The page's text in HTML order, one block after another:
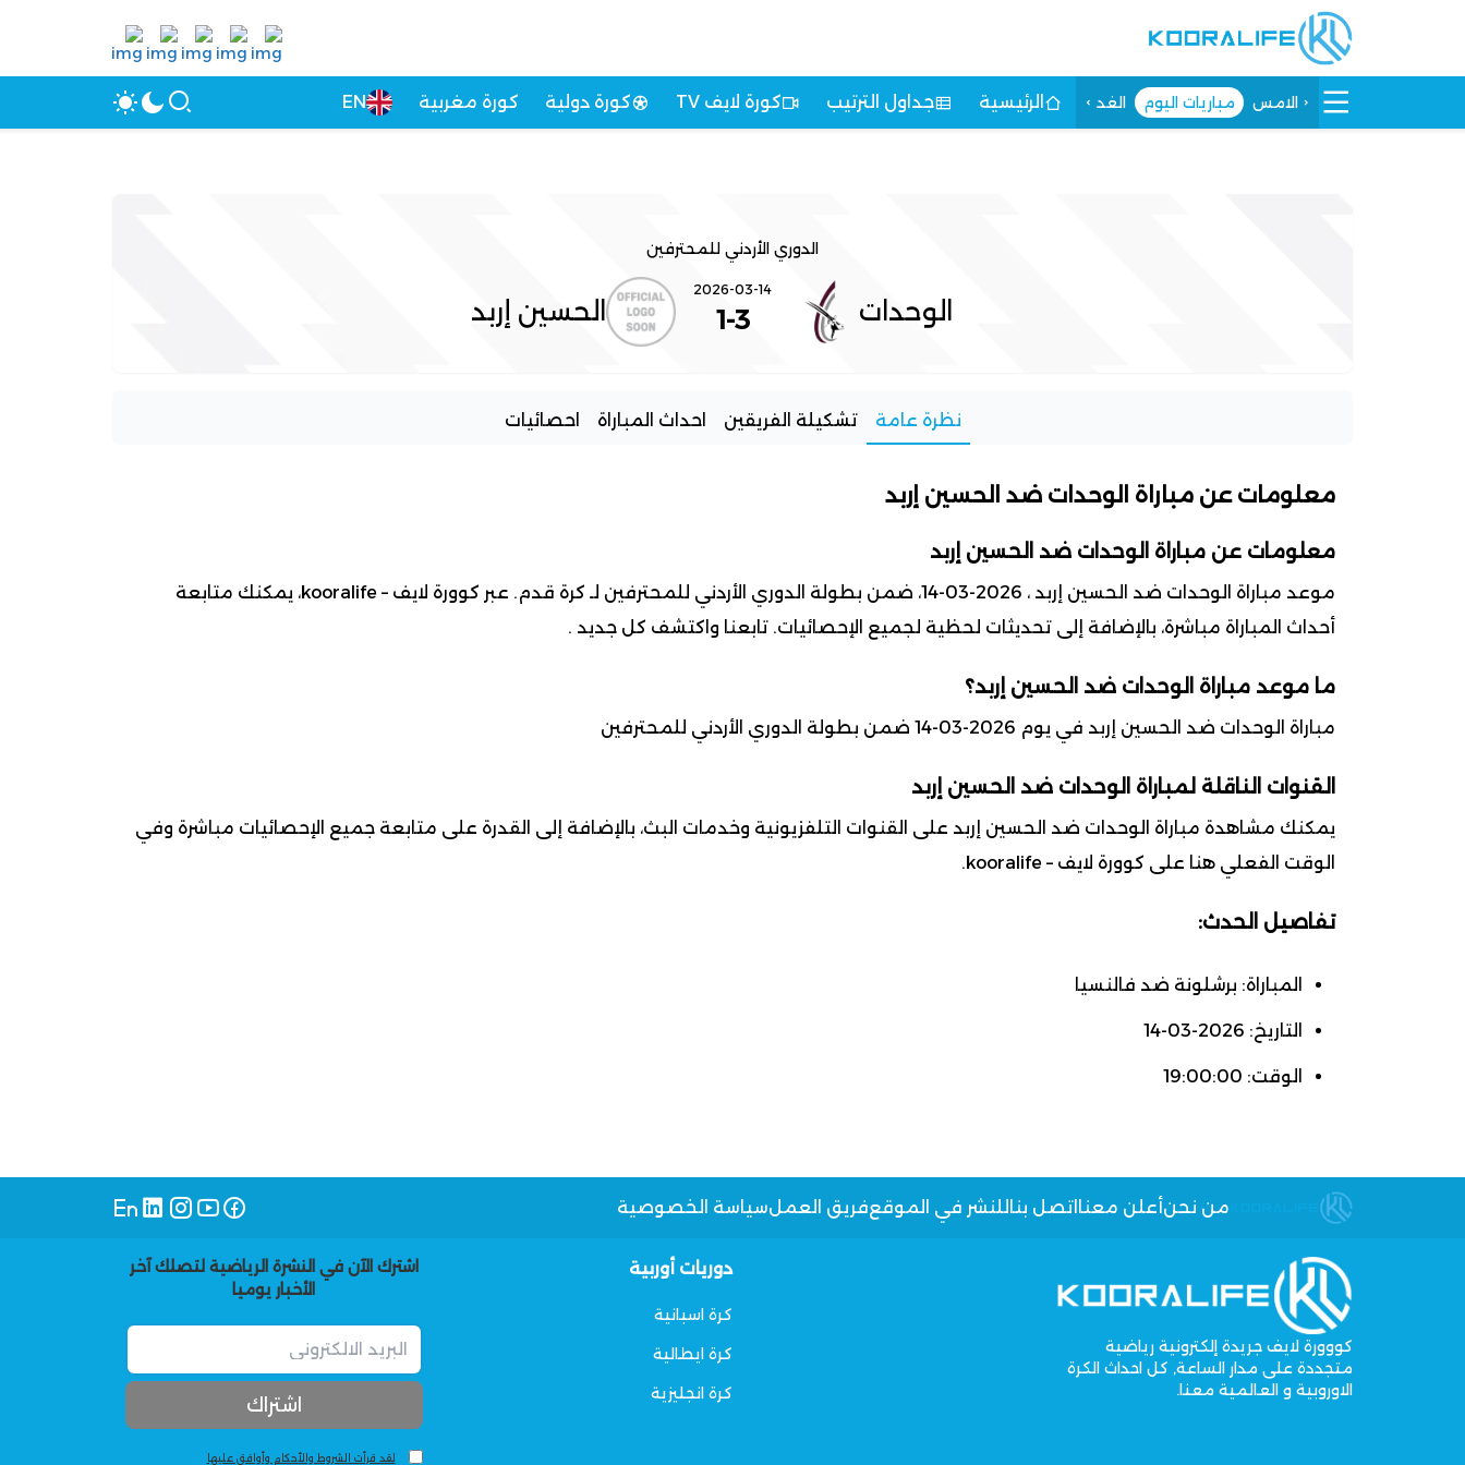
الامس مباريات اليوم الغد الرئيسية جداول الترتيب كورة لايف TV كورة دولية كورة مغربية EN
الدوري الأردني للمحترفين
الوحدات
2026-03-14
3
-
1 الحسين إربد
نظرة عامة تشكيلة الفريقين احداث المباراة احصائيات
معلومات عن مباراة الوحدات ضد الحسين إربد
معلومات عن مباراة الوحدات ضد الحسين إربد
موعد مباراة الوحدات ضد الحسين إربد ، 2026-03-14، ضمن بطولة الدوري الأردني للمحترفين لـ كرة قدم. عبر كوورة لايف – kooralife، يمكنك متابعة
أحداث المباراة مباشرة، بالإضافة إلى تحديثات لحظية لجميع الإحصائيات. تابعنا واكتشف كل جديد .
ما موعد مباراة الوحدات ضد الحسين إربد؟
مباراة الوحدات ضد الحسين إربد في يوم 2026-03-14 ضمن بطولة الدوري الأردني للمحترفين
القنوات الناقلة لمباراة الوحدات ضد الحسين إربد
يمكنك مشاهدة مباراة الوحدات ضد الحسين إربد على القنوات التلفزيونية وخدمات البث، بالإضافة إلى القدرة على متابعة جميع الإحصائيات مباشرة وفي
الوقت الفعلي هنا على كوورة لايف – kooralife.
تفاصيل الحدث:
المباراة: برشلونة ضد فالنسيا
التاريخ: 2026-03-14
الوقت: 19:00:00
من نحنأعلن معنا اتصل بنا للنشر في الموقعفريق العملسياسة الخصوصية
كووورة لايف جريدة إلكترونية رياضية
متجددة على مدار الساعة, كل احداث الكرة
الاوروبية و العالمية معنا.
دوريات أوربية
كرة اسبانية
كرة ايطالية
كرة انجليزية
اشترك الآن في النشرة الرياضية لتصلك آخر
الأخبار يوميا
لقد قرأت الشروط والأحكام وأوافق عليها